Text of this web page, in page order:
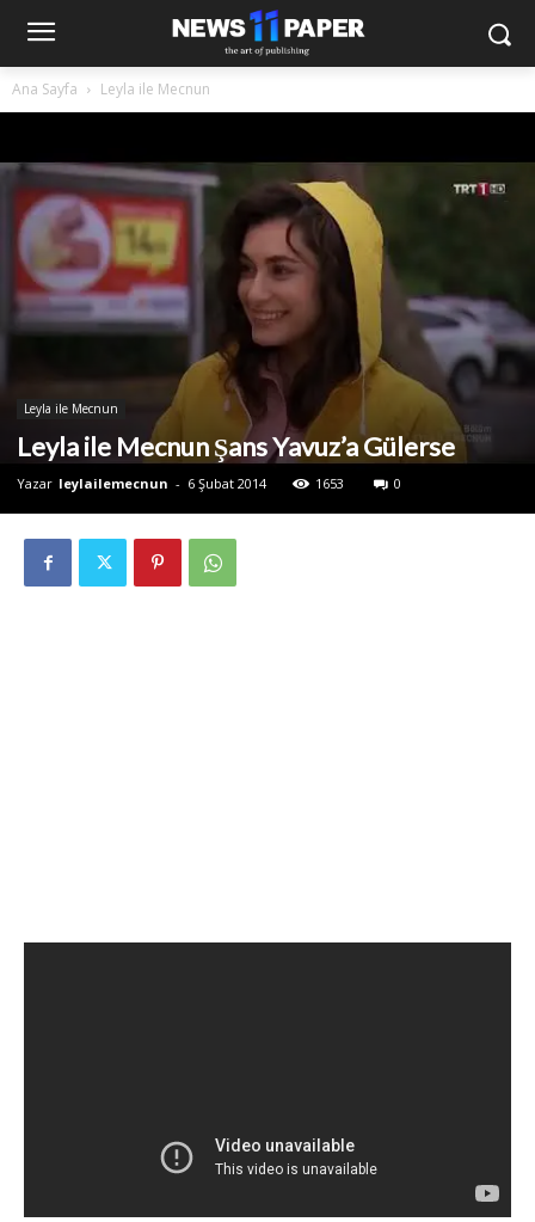
Ana Sayfa Leyla ile Mecnun
Leyla ile Mecnun
Leyla ile Mecnun Şans Yavuz’a Gülerse
Yazar leylailemecnun - 6 Şubat 2014 1653 0